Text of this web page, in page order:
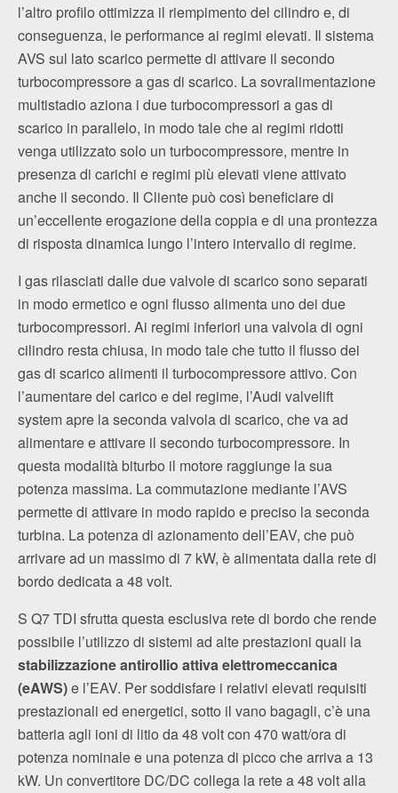
l’altro profilo ottimizza il riempimento del cilindro e, di
conseguenza, le performance ai regimi elevati. Il sistema
AVS sul lato scarico permette di attivare il secondo
turbocompressore a gas di scarico. La sovralimentazione
multistadio aziona i due turbocompressori a gas di
scarico in parallelo, in modo tale che ai regimi ridotti
venga utilizzato solo un turbocompressore, mentre in
presenza di carichi e regimi più elevati viene attivato
anche il secondo. Il Cliente può così beneficiare di
un’eccellente erogazione della coppia e di una prontezza
di risposta dinamica lungo l’intero intervallo di regime.
I gas rilasciati dalle due valvole di scarico sono separati
in modo ermetico e ogni flusso alimenta uno dei due
turbocompressori. Ai regimi inferiori una valvola di ogni
cilindro resta chiusa, in modo tale che tutto il flusso dei
gas di scarico alimenti il turbocompressore attivo. Con
l’aumentare del carico e del regime, l’Audi valvelift
system apre la seconda valvola di scarico, che va ad
alimentare e attivare il secondo turbocompressore. In
questa modalità biturbo il motore raggiunge la sua
potenza massima. La commutazione mediante l’AVS
permette di attivare in modo rapido e preciso la seconda
turbina. La potenza di azionamento dell’EAV, che può
arrivare ad un massimo di 7 kW, è alimentata dalla rete di
bordo dedicata a 48 volt.
S Q7 TDI sfrutta questa esclusiva rete di bordo che rende
possibile l’utilizzo di sistemi ad alte prestazioni quali la
stabilizzazione antirollio attiva elettromeccanica
(eAWS)e l’EAV. Per soddisfare i relativi elevati requisiti
prestazionali ed energetici, sotto il vano bagagli, c’è una
batteria agli ioni di litio da 48 volt con 470 watt/ora di
potenza nominale e una potenza di picco che arriva a 13
kW. Un convertitore DC/DC collega la rete a 48 volt alla